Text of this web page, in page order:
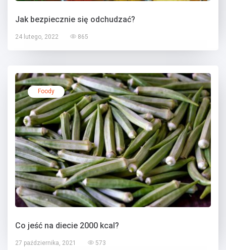
Jak bezpiecznie się odchudzać?
24 lutego, 2022 865
Foody
Co jeść na diecie 2000 kcal?
27 października, 2021 573